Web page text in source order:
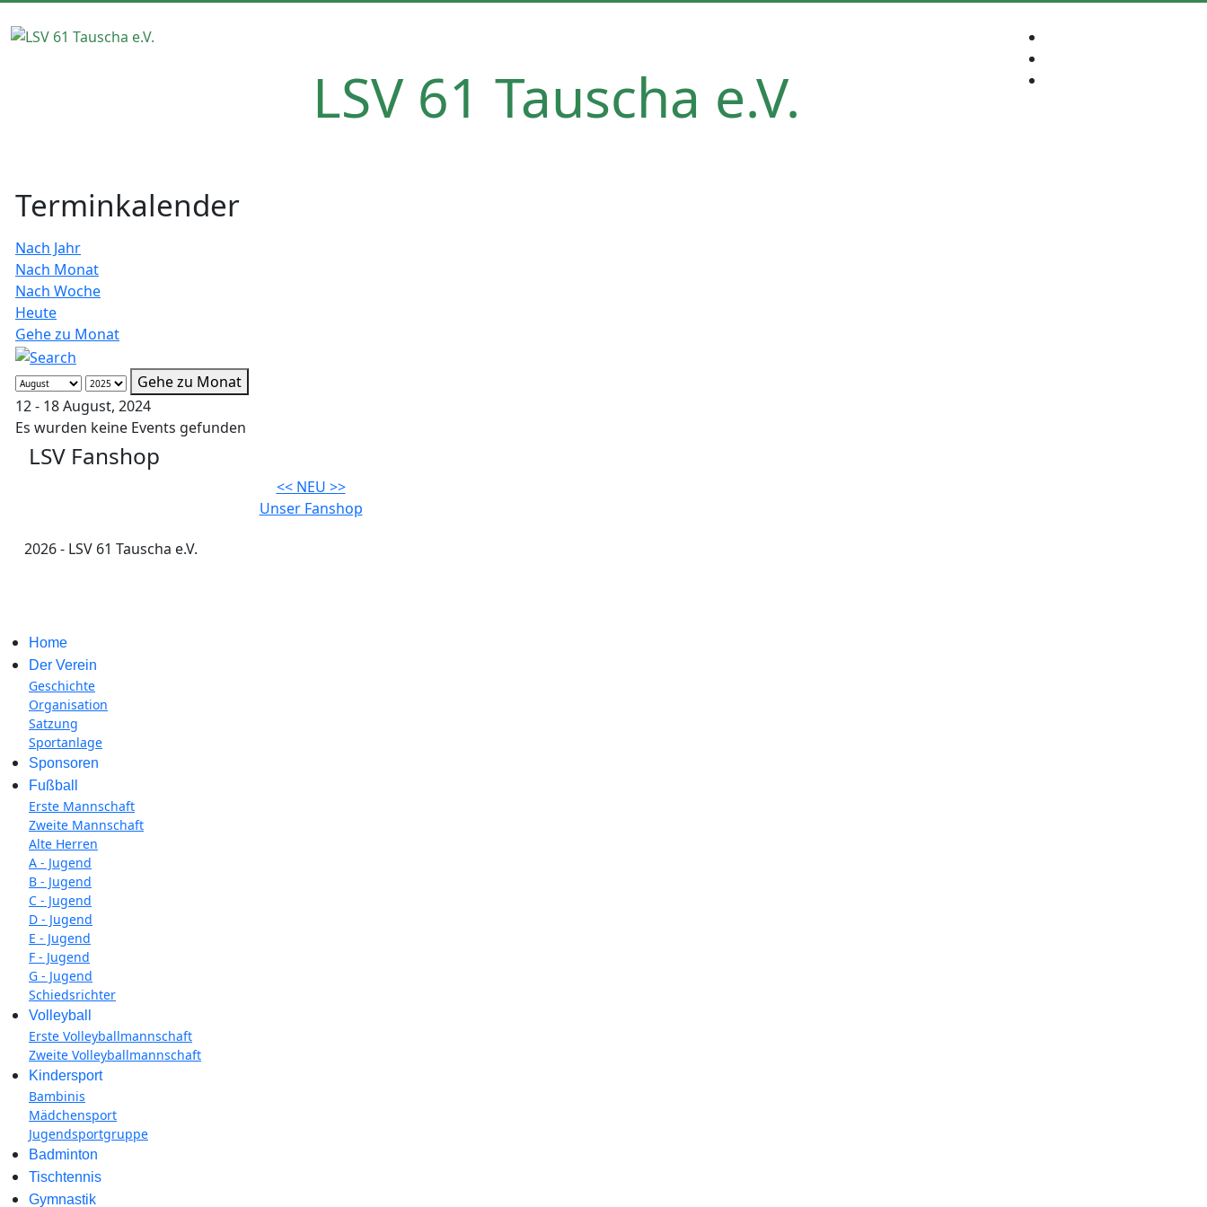
LSV 61 Tauscha e.V.
Terminkalender
Nach Jahr
Nach Monat
Nach Woche
Heute
Gehe zu Monat
Gehe zu Monat
12 - 18 August, 2024
Es wurden keine Events gefunden
LSV Fanshop
<< NEU >>
Unser Fanshop
2026 - LSV 61 Tauscha e.V.
Home
Der Verein
Geschichte
Organisation
Satzung
Sportanlage
Sponsoren
Fußball
Erste Mannschaft
Zweite Mannschaft
Alte Herren
A - Jugend
B - Jugend
C - Jugend
D - Jugend
E - Jugend
F - Jugend
G - Jugend
Schiedsrichter
Volleyball
Erste Volleyballmannschaft
Zweite Volleyballmannschaft
Kindersport
Bambinis
Mädchensport
Jugendsportgruppe
Badminton
Tischtennis
Gymnastik